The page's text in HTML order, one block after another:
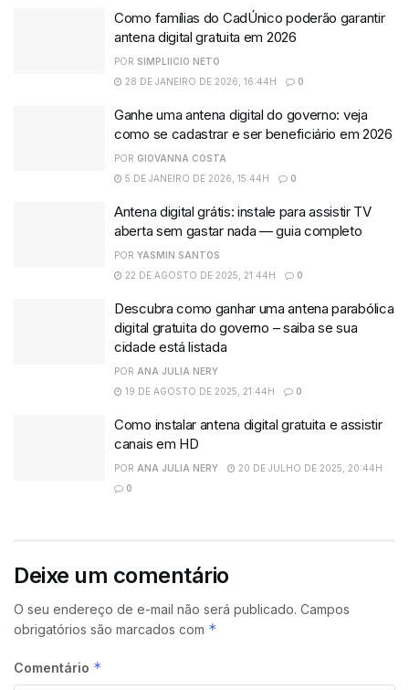
Como famílias do CadÚnico poderão garantir
antena digital gratuita em 2026
POR SIMPLIICIO NETO
28 DE JANEIRO DE 2026, 16:44H
0
Ganhe uma antena digital do governo: veja
como se cadastrar e ser beneficiário em 2026
POR GIOVANNA COSTA
5 DE JANEIRO DE 2026, 15:44H
0
Antena digital grátis: instale para assistir TV
aberta sem gastar nada — guia completo
POR YASMIN SANTOS
22 DE AGOSTO DE 2025, 21:44H
0
Descubra como ganhar uma antena parabólica
digital gratuita do governo – saiba se sua
cidade está listada
POR ANA JULIA NERY
19 DE AGOSTO DE 2025, 21:44H
0
Como instalar antena digital gratuita e assistir
canais em HD
POR ANA JULIA NERY
20 DE JULHO DE 2025, 20:44H
0
Deixe um comentário
O seu endereço de e-mail não será publicado. Campos
obrigatórios são marcados com *
Comentário *